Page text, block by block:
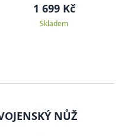
1 699 Kč
Skladem
NŮŽ